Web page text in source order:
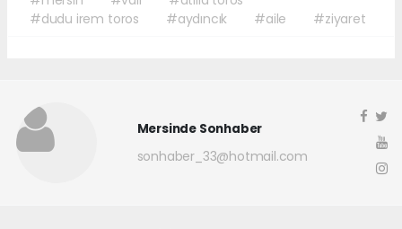
#dudu irem toros
#aydıncık #aile #ziyaret
Mersinde Sonhaber
sonhaber_33@hotmail.com